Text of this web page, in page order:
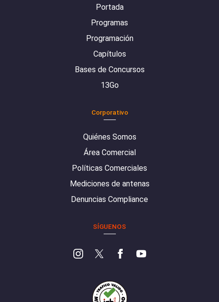
Portada
Programas
Programación
Capítulos
Bases de Concursos
13Go
Corporativo
Quiénes Somos
Área Comercial
Políticas Comerciales
Mediciones de antenas
Denuncias Compliance
SÍGUENOS